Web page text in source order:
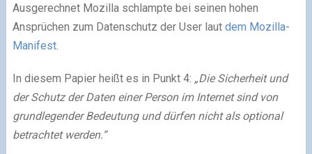
Ausgerechnet Mozilla schlampte bei seinen hohen
Ansprüchen zum Datenschutz der User laut dem Mozilla-
Manifest.
In diesem Papier heißt es in Punkt 4: „Die Sicherheit und
der Schutz der Daten einer Person im Internet sind von
grundlegender Bedeutung und dürfen nicht als optional
betrachtet werden.“